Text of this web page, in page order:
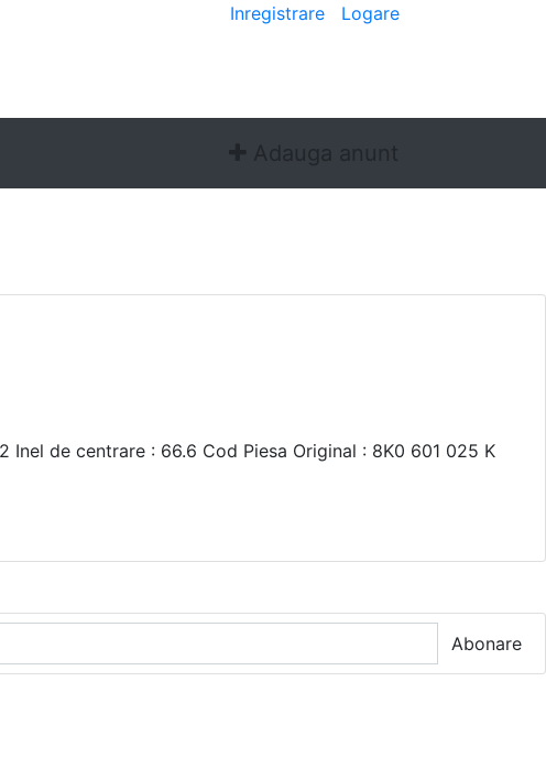
Inregistrare Logare
Adauga anunt
Inel de centrare : 66.6 Cod Piesa Original : 8K0 601 025 K